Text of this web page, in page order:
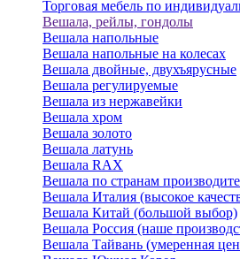
Торговая мебель по
Вешала, рейлы, гондолы
Вешала напольные
Вешала напольные на колесах
Вешала двойные, двухъярусные
Вешала регулируемые
Вешала из нержавейки
Вешала хром
Вешала золото
Вешала латунь
Вешала RAX
Вешала по странам
Вешала Италия (высокое
Вешала Китай (большой выбор)
Вешала Россия (наше
Вешала Тайвань (умеренная